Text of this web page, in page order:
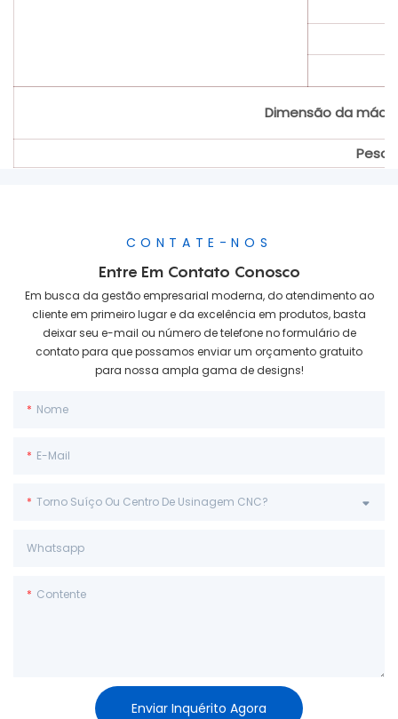
Dimensão da
Peso
CONTATE-NOS
Entre Em Contato Conosco
Em busca da gestão empresarial moderna, do atendimento ao
cliente em primeiro lugar e da excelência em produtos, basta
deixar seu e-mail ou número de telefone no formulário de
contato para que possamos enviar um orçamento gratuito
para nossa ampla gama de designs!
Nome
E-Mail
Torno Suíço Ou Centro De Usinagem CNC?
Whatsapp
Contente
Enviar Inquérito Agora